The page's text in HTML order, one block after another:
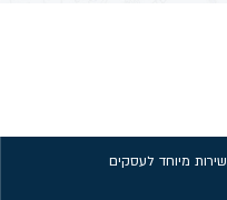
שירות מיוחד לעסקים